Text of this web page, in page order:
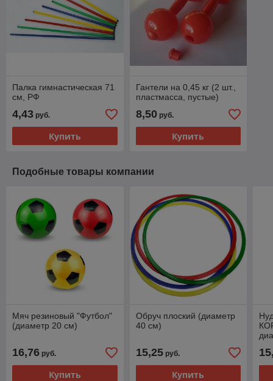
Палка гимнастическая 71
см, РФ
4,43 руб.
Купить
Гантели на 0,45 кг (2 шт.,
пластмасса, пустые)
8,50руб.
Купить
Подобные товары компании
Мяч резиновый "Футбол"
(диаметр 20 см)
16,76 руб.
Купить
Обруч плоский (диаметр
40 см)
15,25руб.
Купить